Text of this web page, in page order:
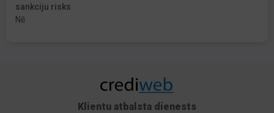
sankciju risks
Nē
Klientu atbalsta dienests